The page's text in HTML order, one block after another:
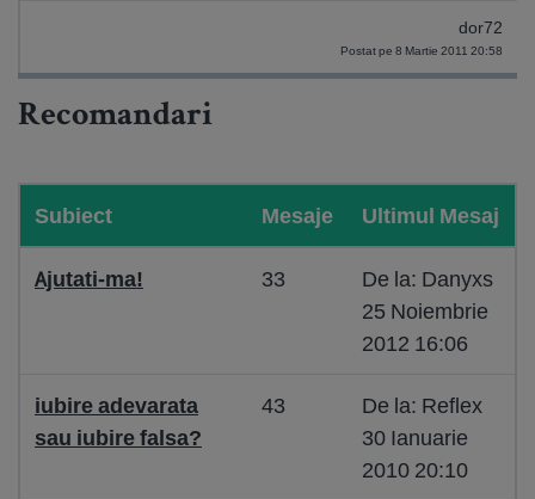
dor72
Postat pe 8 Martie 2011 20:58
Recomandari
Subiect Mesaje Ultimul Mesaj
Ajutati-ma! 33
De la: Danyxs
25 Noiembrie
2012 16:06
iubire adevarata
sau iubire falsa?
43
De la: Reflex
30 Ianuarie
2010 20:10